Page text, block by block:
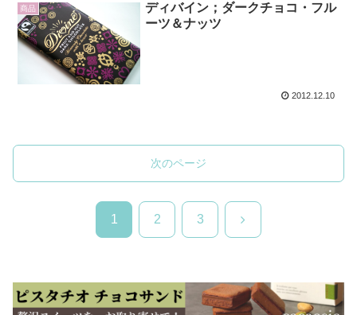
商品
ディバイン；ダークチョコ・フル
ーツ＆ナッツ
2012.12.10
次のページ
1 2 3 次